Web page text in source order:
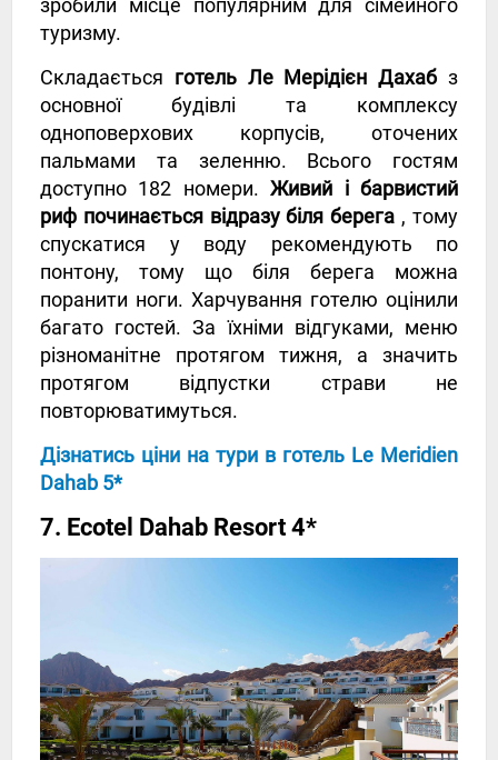
зробили місце популярним для сімейного
туризму.
Складається готель Ле Мерідієн Дахаб з
основної будівлі та комплексу
одноповерхових корпусів, оточених
пальмами та зеленню. Всього гостям
доступно 182 номери.Живий і барвистий
риф починається відразу біля берега , тому
спускатися у воду рекомендують по
понтону, тому що біля берега можна
поранити ноги. Харчування готелю оцінили
багато гостей. За їхніми відгуками, меню
різноманітне протягом тижня, а значить
протягом відпустки страви не
повторюватимуться.
Дізнатись ціни на тури в готель Le Meridien
Dahab 5*
7. Ecotel Dahab Resort 4*